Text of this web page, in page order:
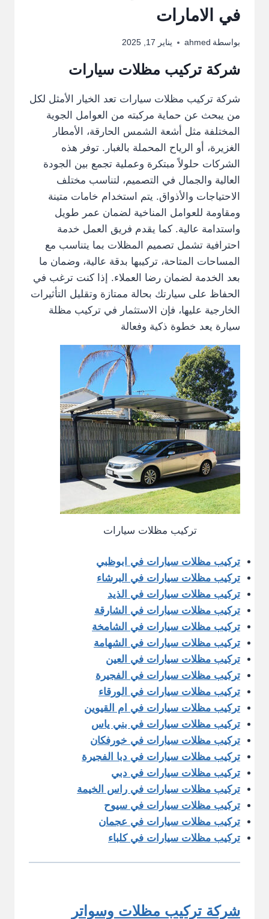
في الامارات
بواسطة ahmed يناير 17, 2025
شركة تركيب مظلات سيارات
شركة تركيب مظلات سيارات تعد الخيار الأمثل لكل
من يبحث عن حماية مركبته من العوامل الجوية
المختلفة مثل أشعة الشمس الحارقة، الأمطار
الغزيرة، أو الرياح المحملة بالغبار. توفر هذه
الشركات حلولاً مبتكرة وعملية تجمع بين الجودة
العالية والجمال في التصميم، لتناسب مختلف
الاحتياجات والأذواق. يتم استخدام خامات متينة
ومقاومة للعوامل المناخية لضمان عمر طويل
واستدامة عالية. كما يقدم فريق العمل خدمة
احترافية تشمل تصميم المظلات بما يتناسب مع
المساحات المتاحة، تركيبها بدقة عالية، وضمان ما
بعد الخدمة لضمان رضا العملاء. إذا كنت ترغب في
الحفاظ على سيارتك بحالة ممتازة وتقليل التأثيرات
الخارجية عليها، فإن الاستثمار في تركيب مظلة
سيارة يعد خطوة ذكية وفعالة
تركيب مظلات سيارات
تركيب مظلات سيارات في ابوظبي
تركيب مظلات سيارات في البرشاء
تركيب مظلات سيارات في الذيد
تركيب مظلات سيارات في الشارقة
تركيب مظلات سيارات في الشامخة
تركيب مظلات سيارات في الشهامة
تركيب مظلات سيارات في العين
تركيب مظلات سيارات في الفجيرة
تركيب مظلات سيارات في الورقاء
تركيب مظلات سيارات في ام القيوين
تركيب مظلات سيارات في بني ياس
تركيب مظلات سيارات في خورفكان
تركيب مظلات سيارات في دبا الفجيرة
تركيب مظلات سيارات في دبي
تركيب مظلات سيارات في راس الخيمة
تركيب مظلات سيارات في سيوح
تركيب مظلات سيارات في عجمان
تركيب مظلات سيارات في كلباء
شركة تركيب مظلات وسواتر